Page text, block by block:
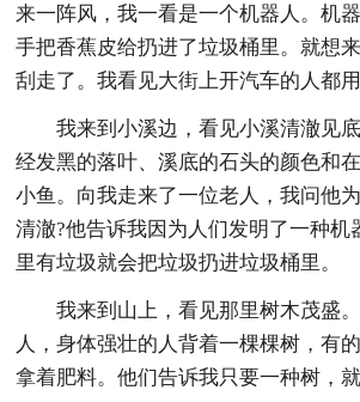
来一阵风，我一看是一个机器人。机
手把香蕉皮给扔进了垃圾桶里。就想
刮走了。我看见大街上开汽车的人都用
我来到小溪边，看见小溪清澈见
经发黑的落叶、溪底的石头的颜色和
小鱼。向我走来了一位老人，我问他
清澈?他告诉我因为人们发明了一种机
里有垃圾就会把垃圾扔进垃圾桶里。
我来到山上，看见那里树木茂盛
人，身体强壮的人背着一棵棵树，有
拿着肥料。他们告诉我只要一种树，